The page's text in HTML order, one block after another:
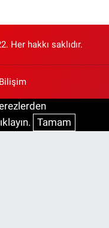
Her hakkı saklıdır.
Tamam